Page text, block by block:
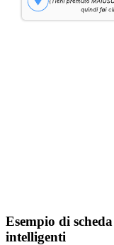
Esempio di
intelligenti